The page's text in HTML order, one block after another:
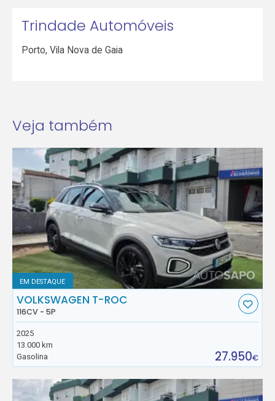
Trindade Automóveis
Porto,Vila Nova de Gaia
Veja também
EM DESTAQUE
VOLKSWAGEN T-ROC
116CV - 5P
2025
13.000 km
Gasolina
27.950€